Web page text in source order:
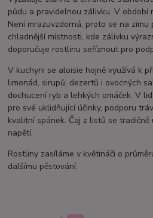
půdu a pravidelnou zálivku. V období
Není mrazuvzdorná, proto se na zimu
chladnější místnosti, kde zálivku
doporučuje rostlinu seříznout pro
V kuchyni se aloisie hojně využívá k
limonád, sirupů, dezertů i ovocných
dochucení ryb a lehkých omáček. V
pro své uklidňující účinky, podporu
kvalitní spánek. Čaj z listů se
napětí.
Rostliny zasíláme v květináči o
dalšímu pěstování.